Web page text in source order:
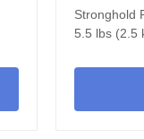
Stronghold
5.5 lbs (2.5